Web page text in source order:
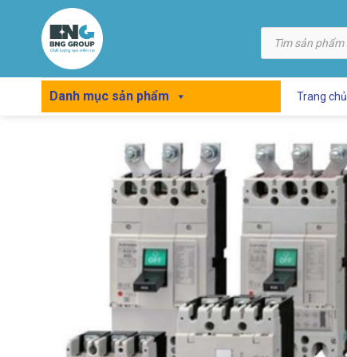
content
Tìm
kiếm
Danh mục sản phẩm Trang chủ